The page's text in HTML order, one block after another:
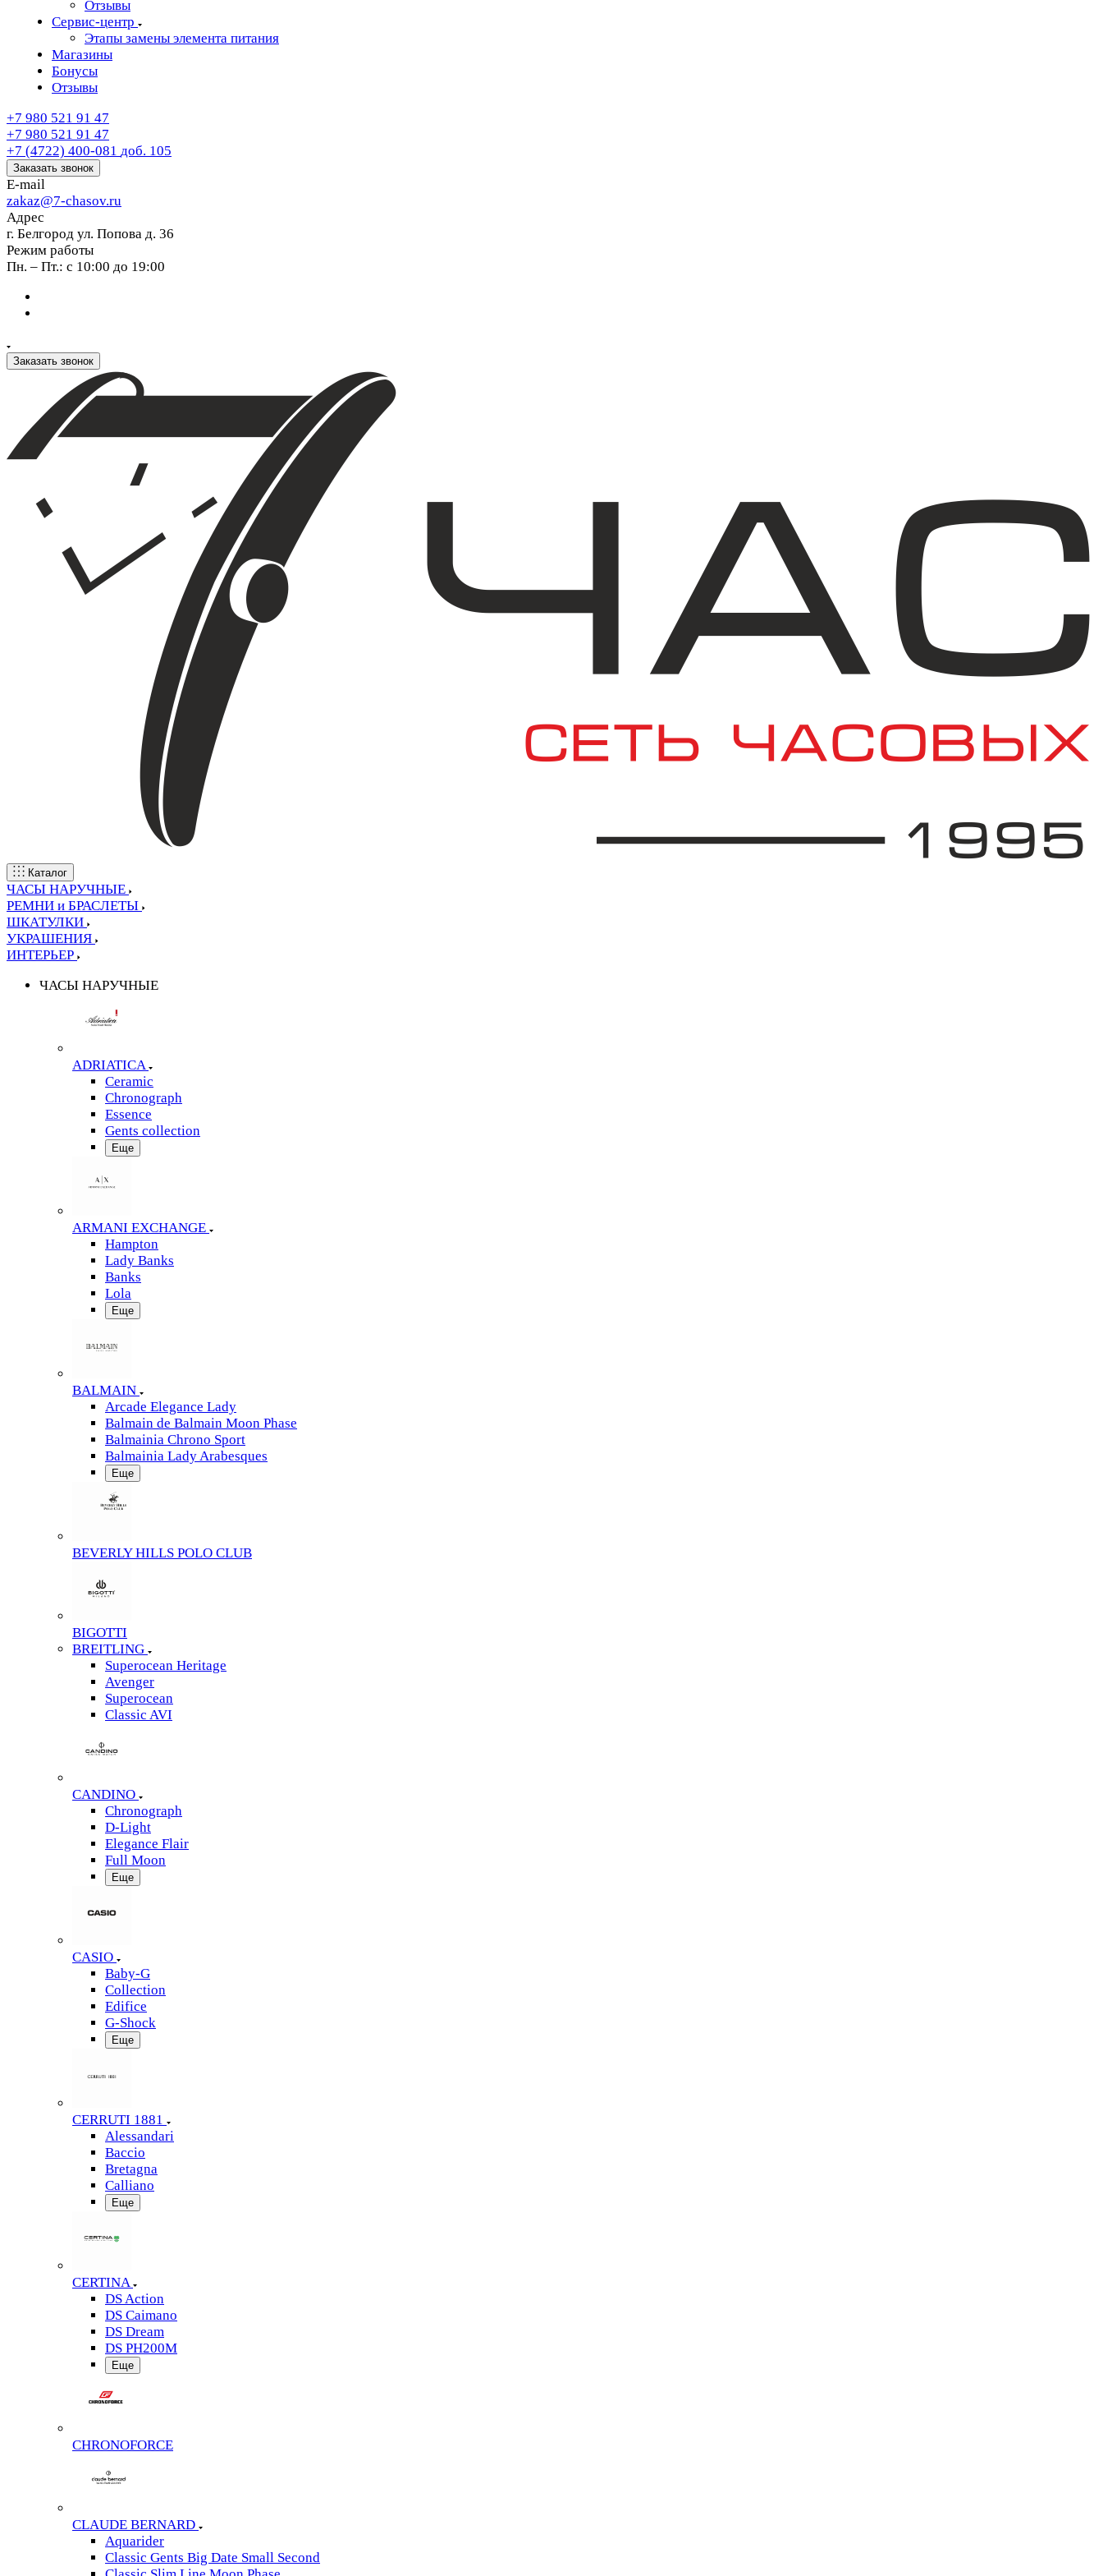
Отзывы
Сервис-центр
Этапы замены элемента питания
Магазины
Бонусы
Отзывы
+7 980 521 91 47
+7 980 521 91 47
+7 (4722) 400-081 доб. 105
Заказать звонок
E-mail
zakaz@7-chasov.ru
Адрес
г. Белгород ул. Попова д. 36
Режим работы
Пн. – Пт.: с 10:00 до 19:00
Заказать звонок
Каталог
ЧАСЫ НАРУЧНЫЕ
РЕМНИ и БРАСЛЕТЫ
ШКАТУЛКИ
УКРАШЕНИЯ
ИНТЕРЬЕР
ЧАСЫ НАРУЧНЫЕ
ADRIATICA
Ceramic
Chronograph
Essence
Gents collection
Еще
ARMANI EXCHANGE
Hampton
Lady Banks
Banks
Lola
Еще
BALMAIN
Arcade Elegance Lady
Balmain de Balmain Moon Phase
Balmainia Chrono Sport
Balmainia Lady Arabesques
Еще
BEVERLY HILLS POLO CLUB
BIGOTTI
BREITLING
Superocean Heritage
Avenger
Superocean
Classic AVI
CANDINO
Chronograph
D-Light
Elegance Flair
Full Moon
Еще
CASIO
Baby-G
Collection
Edifice
G-Shock
Еще
CERRUTI 1881
Alessandari
Baccio
Bretagna
Calliano
Еще
CERTINA
DS Action
DS Caimano
DS Dream
DS PH200M
Еще
CHRONOFORCE
CLAUDE BERNARD
Aquarider
Classic Gents Big Date Small Second